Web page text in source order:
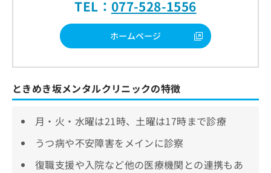
TEL： 077-528-1556
ホームページ
ときめき坂メンタルクリニックの特徴
月・火・水曜は21時、土曜は17時まで診療
うつ病や不安障害をメインに診察
復職支援や入院など他の医療機関との連携もあ